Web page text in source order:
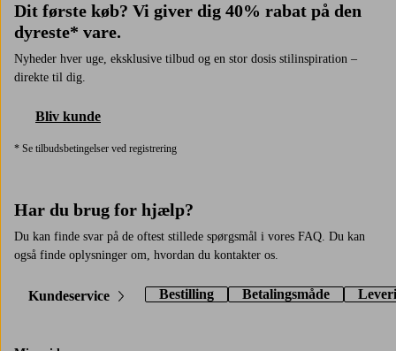
Dit første køb? Vi giver dig 40% rabat på den
dyreste* vare.
Nyheder hver uge, eksklusive tilbud og en stor dosis stilinspiration –
direkte til dig.
Bliv kunde
* Se tilbudsbetingelser ved registrering
Har du brug for hjælp?
Du kan finde svar på de oftest stillede spørgsmål i vores FAQ. Du kan
også finde oplysninger om, hvordan du kontakter os.
Kundeservice Bestilling Betalingsmåde